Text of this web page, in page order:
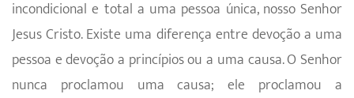
incondicional e total a uma pessoa única, nosso Senhor
Jesus Cristo. Existe uma diferença entre devoção a uma
pessoa e devoção a princípios ou a uma causa. O Senhor
nunca proclamou uma causa; ele proclamou a